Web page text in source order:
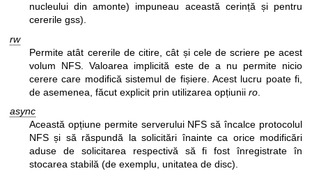
nucleului din amonte) impuneau această cerință și pentru
cererile gss).
rw
Permite atât cererile de citire, cât și cele de scriere pe acest
volum NFS. Valoarea implicită este de a nu permite nicio
cerere care modifică sistemul de fișiere. Acest lucru poate fi,
de asemenea, făcut explicit prin utilizarea opțiunii ro
async
Această opțiune permite serverului NFS să încalce protocolul
NFS și să răspundă la solicitări înainte ca orice modificări
aduse de solicitarea respectivă să fi fost înregistrate în
stocarea stabilă (de exemplu, unitatea de disc).